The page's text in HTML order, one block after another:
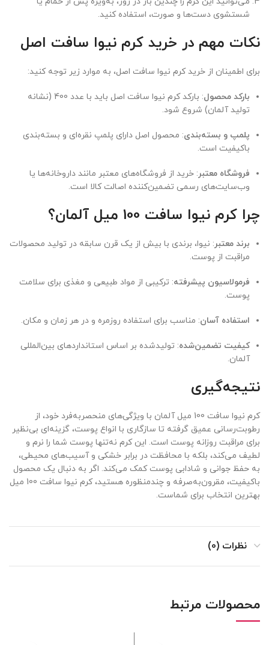
شستشوی دست‌ها و صورت، استفاده کنید.
نکات مهم در خرید کرم نیوا سافت اصل
برای اطمینان از خرید کرم نیوا سافت اصل، به موارد زیر توجه کنید:
بارکد محصول
: بارکد کرم نیوا سافت اصل باید با عدد 400 (نشانه
تولید آلمان) شروع شود.
پلمپ و بسته‌بندی: محصول اصل دارای پلمپ نقره‌ای و بسته‌بندی
باکیفیت است.
فروشگاه معتبر: خرید از فروشگاه‌های معتبر مانند داروخانه‌ها یا
وب‌سایت‌های رسمی تضمین‌کننده اصالت کالا است.
چرا کرم نیوا سافت 100 میل آلمان؟
برند معتبر: نیوا، برندی با بیش از یک قرن سابقه در تولید محصولات
مراقبت از پوست.
فرمولاسیون پیشرفته: ترکیبی از مواد طبیعی و مغذی برای سلامت
پوست.
استفاده آسان: مناسب برای استفاده روزمره و در هر زمان و مکان.
کیفیت تضمین‌شده: تولیدشده بر اساس استانداردهای بین‌المللی
آلمان.
نتیجه‌گیری
کرم نیوا سافت 100 میل آلمان با ویژگی‌های منحصربه‌فرد خود، از
رطوبت‌رسانی عمیق گرفته تا سازگاری با انواع پوست، گزینه‌ای بی‌نظیر
برای مراقبت روزانه پوست است. این کرم نه‌تنها پوست شما را نرم و
لطیف می‌کند، بلکه با محافظت در برابر خشکی و آسیب‌های محیطی،
به حفظ جوانی و شادابی پوست کمک می‌کند. اگر به دنبال یک محصول
باکیفیت، مقرون‌به‌صرفه و چندمنظوره هستید، کرم نیوا سافت 100 میل
بهترین انتخاب برای شماست.
نظرات (0)
محصولات مرتبط